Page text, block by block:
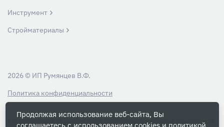
Инструмент
Стройматериалы
Вся информация на данном сайте носит ознакомительный характер и ни
Политика конфиденциальности
2026 © ИП Румянцев В.Ф.
Продолжая использование веб-сайта, Вы